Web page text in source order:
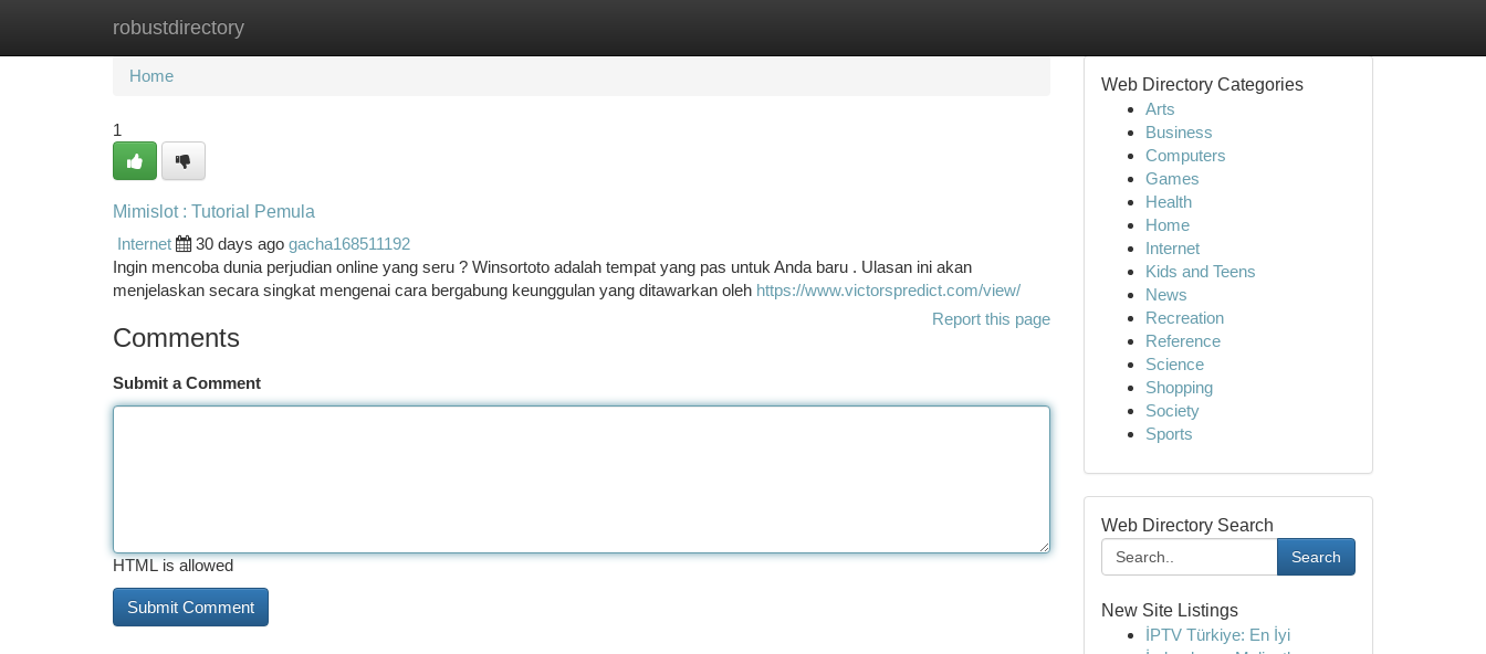
robustdirectory
Home New Site Listings
Home
1
Mimislot : Tutorial Pemula
Internet
30 days ago gacha168511192
Ingin mencoba dunia perjudian online yang seru ? Winsortoto adalah tempat yang pas untuk Anda baru . Ulasan ini akan
menjelaskan secara singkat mengenai cara bergabung keunggulan yang ditawarkan oleh https://www.victorspredict.com/view/
Report this page
Comments
Submit a Comment
HTML is allowed
Web Directory Categories
Arts
Business
Computers
Games
Health
Home
Internet
Kids and Teens
News
Recreation
Reference
Science
Shopping
Society
Sports
Web Directory Search
Search
New Site Listings
İPTV Türkiye: En İyi